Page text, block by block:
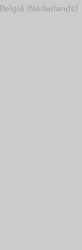
België (Nederlands)